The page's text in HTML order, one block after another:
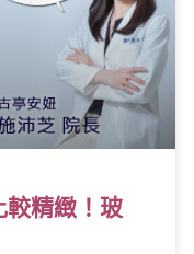
較精緻！玻